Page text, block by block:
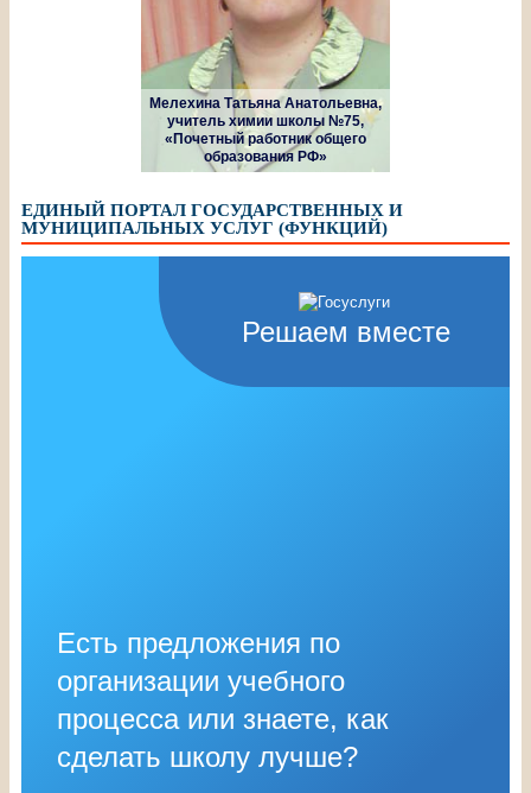
Мелехина Татьяна Анатольевна,
учитель химии школы №75,
«Почетный работник общего
образования РФ»
ЕДИНЫЙ ПОРТАЛ ГОСУДАРСТВЕННЫХ И
МУНИЦИПАЛЬНЫХ УСЛУГ (ФУНКЦИЙ)
Решаем вместе
Есть предложения по
организации учебного
процесса или знаете, как
сделать школу лучше?